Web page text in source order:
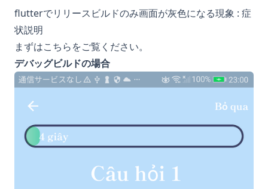
flutterでリリースビルドのみ画面が灰色になる現象 : 症
状説明
まずはこちらをご覧ください。
デバッグビルドの場合